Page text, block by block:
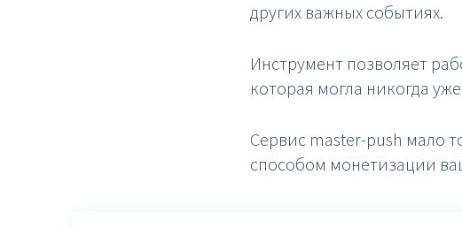
других важных событиях.
Инструмент позволяет
которая могла никогда
Сервис master-push мало
способом монетизации